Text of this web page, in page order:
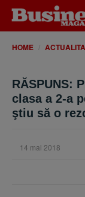
HOME
RĂSPUNS:
clasa a 2-a
ştiu să o
14 mai 2018